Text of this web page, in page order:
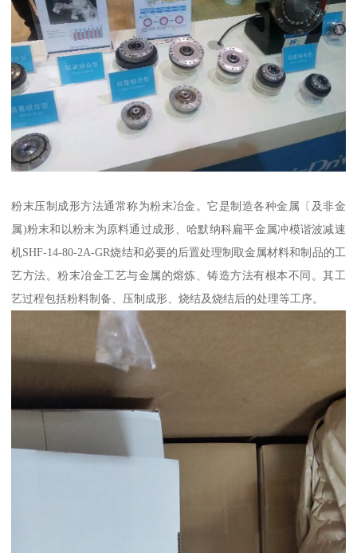
粉末压制成形方法通常称为粉末冶金。它是制造各种金属〔及非金
属)粉末和以粉末为原料通过成形、哈默纳科扁平金属冲模谐波减速
机SHF-14-80-2A-GR烧结和必要的后置处理制取金属材料和制品的工
艺方法。粉末冶金工艺与金属的熔炼、铸造方法有根本不同。其工
艺过程包括粉料制备、压制成形、烧结及烧结后的处理等工序。